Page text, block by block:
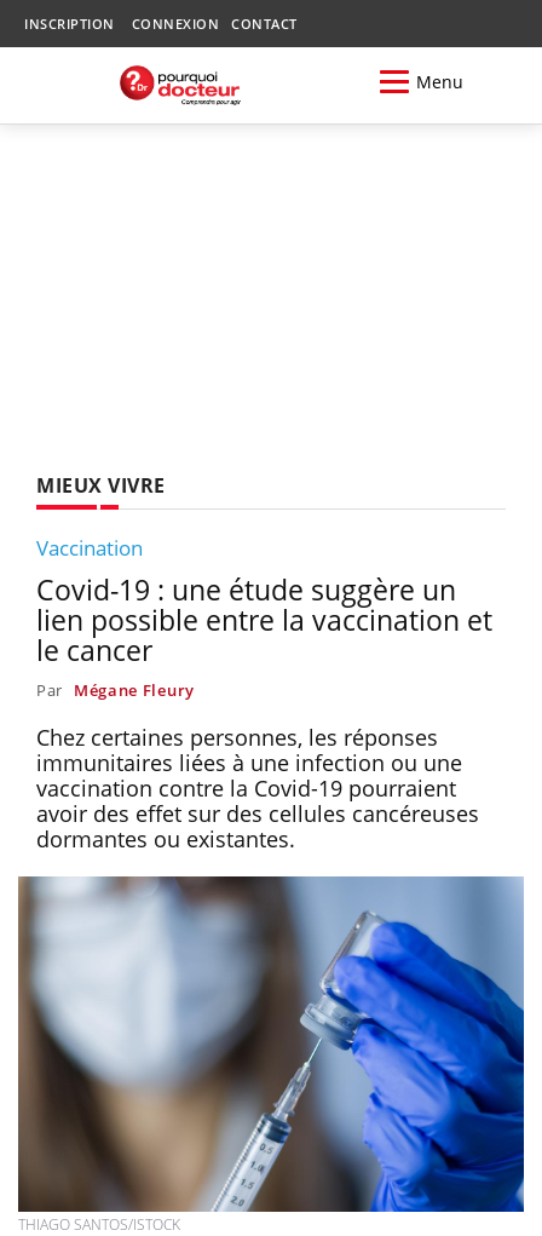
INSCRIPTION CONNEXION CONTACT
Menu
MIEUX VIVRE
Vaccination
Covid-19 : une étude suggère un
lien possible entre la vaccination et
le cancer
Par Mégane Fleury
Chez certaines personnes, les réponses
immunitaires liées à une infection ou une
vaccination contre la Covid-19 pourraient
avoir des effet sur des cellules cancéreuses
dormantes ou existantes.
THIAGO SANTOS/ISTOCK